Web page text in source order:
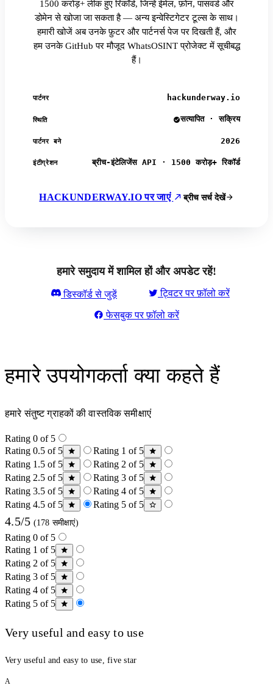
1500 करोड़+ लीक हुए रिकॉर्ड, जिन्हें ईमेल, फ़ोन, पासवर्ड और
डोमेन से खोजा जा सकता है — अन्य इन्वेस्टिगेटर टूल्स के साथ।
हमारी खोजें अब उनके फ़ुटर और पार्टनर्स पेज पर दिखती हैं, और
हम उनके GitHub पर मौजूद WhatsOSINT प्रोजेक्ट में सूचीबद्ध
हैं।
पार्टनर hackunderway.io
स्थिति सत्यापित · सक्रिय
पार्टनर बने 2026
इंटीग्रेशन ब्रीच-इंटेलिजेंस API · 1500 करोड़+ रिकॉर्ड
HACKUNDERWAY.IO पर जाएं ब्रीच सर्च देखें
हमारे समुदाय में शामिल हों और अपडेट रहें!
डिस्कॉर्ड से जुड़ें ट्विटर पर फ़ॉलो करें
फेसबुक पर फ़ॉलो करें
हमारे उपयोगकर्ता क्या कहते हैं
हमारे संतुष्ट ग्राहकों की वास्तविक समीक्षाएं
Rating 0 of 5
Rating 0.5 of 5
Rating 1 of 5
Rating 1.5 of 5
Rating 2 of 5
Rating 2.5 of 5
Rating 3 of 5
Rating 3.5 of 5
Rating 4 of 5
Rating 4.5 of 5
Rating 5 of 5
4.5/5 (178 समीक्षाएं)
Rating 0 of 5
Rating 1 of 5
Rating 2 of 5
Rating 3 of 5
Rating 4 of 5
Rating 5 of 5
Very useful and easy to use
Very useful and easy to use, five star
A